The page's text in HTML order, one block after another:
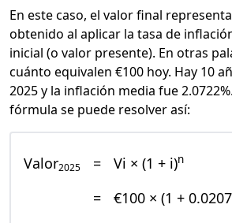
En este caso, el valor final
obtenido al aplicar la tasa de
inicial (o valor presente). En otras
cuánto equivalen €100 hoy. Hay 10
2025 y la inflación media fue
fórmula se puede resolver así:
Valor2025 = Vi × (1 + i)n
= €100 × (1 +